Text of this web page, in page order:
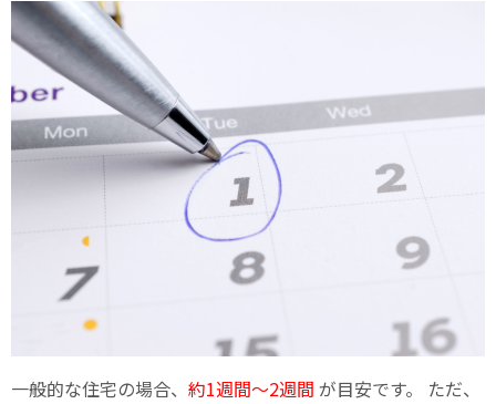
一般的な住宅の場合、 約1週間〜2週間 が目安です。 ただ、